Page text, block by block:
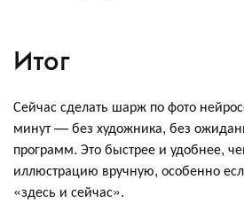
Итог
Сейчас сделать шарж по фото
минут — без художника, без
программ. Это быстрее и удобнее,
иллюстрацию вручную, особенно
«здесь и сейчас».